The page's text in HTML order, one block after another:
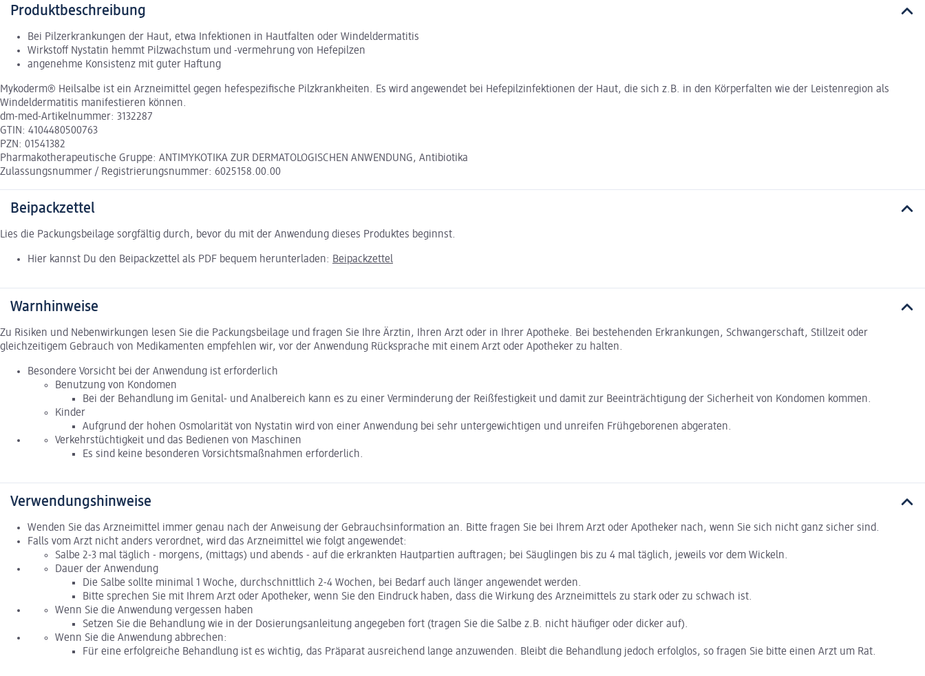
Produktbeschreibung
Bei Pilzerkrankungen der Haut, etwa Infektionen in Hautfalten oder Windeldermatitis
Wirkstoff Nystatin hemmt Pilzwachstum und -vermehrung von Hefepilzen
angenehme Konsistenz mit guter Haftung
Mykoderm® Heilsalbe ist ein Arzneimittel gegen hefespezifische Pilzkrankheiten. Es wird angewendet bei Hefepilzinfektionen der Haut, die sich z.B. in den Körperfalten wie der Leistenregion als
Windeldermatitis manifestieren können.
dm-med-Artikelnummer: 3132287
GTIN: 4104480500763
PZN: 01541382
Pharmakotherapeutische Gruppe: ANTIMYKOTIKA ZUR DERMATOLOGISCHEN ANWENDUNG, Antibiotika
Zulassungsnummer / Registrierungsnummer: 6025158.00.00
Beipackzettel
Lies die Packungsbeilage sorgfältig durch, bevor du mit der Anwendung dieses Produktes beginnst.
Hier kannst Du den Beipackzettel als PDF bequem herunterladen: Beipackzettel
Warnhinweise
Zu Risiken und Nebenwirkungen lesen Sie die Packungsbeilage und fragen Sie Ihre Ärztin, Ihren Arzt oder in Ihrer Apotheke. Bei bestehenden Erkrankungen, Schwangerschaft, Stillzeit oder
gleichzeitigem Gebrauch von Medikamenten empfehlen wir, vor der Anwendung Rücksprache mit einem Arzt oder Apotheker zu halten.
Besondere Vorsicht bei der Anwendung ist erforderlich
Benutzung von Kondomen
Bei der Behandlung im Genital- und Analbereich kann es zu einer Verminderung der Reißfestigkeit und damit zur Beeinträchtigung der Sicherheit von Kondomen kommen.
Kinder
Aufgrund der hohen Osmolarität von Nystatin wird von einer Anwendung bei sehr untergewichtigen und unreifen Frühgeborenen abgeraten.
Verkehrstüchtigkeit und das Bedienen von Maschinen
Es sind keine besonderen Vorsichtsmaßnahmen erforderlich.
Verwendungshinweise
Wenden Sie das Arzneimittel immer genau nach der Anweisung der Gebrauchsinformation an. Bitte fragen Sie bei Ihrem Arzt oder Apotheker nach, wenn Sie sich nicht ganz sicher sind.
Falls vom Arzt nicht anders verordnet, wird das Arzneimittel wie folgt angewendet:
Salbe 2-3 mal täglich - morgens, (mittags) und abends - auf die erkrankten Hautpartien auftragen; bei Säuglingen bis zu 4 mal täglich, jeweils vor dem Wickeln.
Dauer der Anwendung
Die Salbe sollte minimal 1 Woche, durchschnittlich 2-4 Wochen, bei Bedarf auch länger angewendet werden.
Bitte sprechen Sie mit Ihrem Arzt oder Apotheker, wenn Sie den Eindruck haben, dass die Wirkung des Arzneimittels zu stark oder zu schwach ist.
Wenn Sie die Anwendung vergessen haben
Setzen Sie die Behandlung wie in der Dosierungsanleitung angegeben fort (tragen Sie die Salbe z.B. nicht häufiger oder dicker auf).
Wenn Sie die Anwendung abbrechen:
Für eine erfolgreiche Behandlung ist es wichtig, das Präparat ausreichend lange anzuwenden. Bleibt die Behandlung jedoch erfolglos, so fragen Sie bitte einen Arzt um Rat.